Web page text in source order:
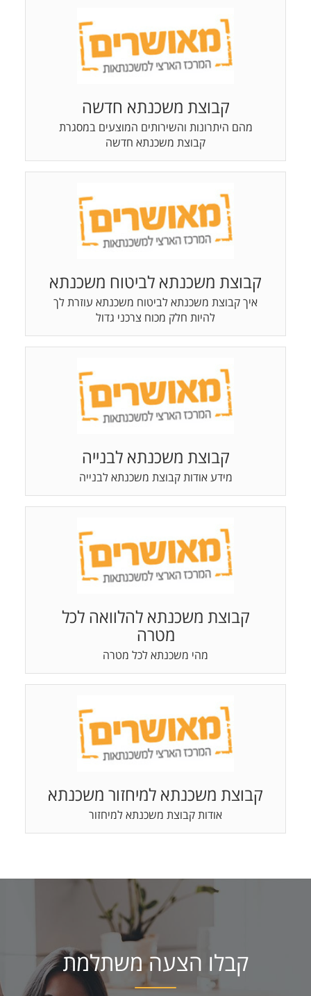
קבוצת משכנתא חדשה
מהם היתרונות והשירותים המוצעים במסגרת
קבוצת משכנתא חדשה
קבוצת משכנתא לביטוח משכנתא
איך קבוצת משכנתא לביטוח משכנתא עוזרת לך
להיות חלק מכוח צרכני גדול
קבוצת משכנתא לבנייה
מידע אודות קבוצת משכנתא לבנייה
קבוצת משכנתא להלוואה לכל
מטרה
מהי משכנתא לכל מטרה
קבוצת משכנתא למיחזור משכנתא
אודות קבוצת משכנתא למיחזור
קבלו הצעה משתלמת